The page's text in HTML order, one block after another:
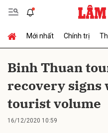
Mới nhất Chính trị
Binh Thuan
recovery
tourist volume
16/12/2020 10:59
Gửi bình luận